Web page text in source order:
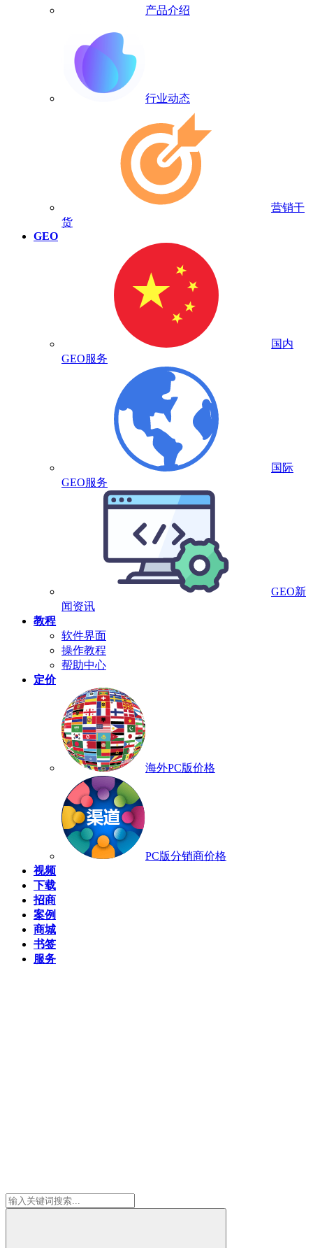
产品介绍
行业动态
营销干
货
GEO
国内
GEO服务
国际
GEO服务
GEO新
闻资讯
教程
软件界面
操作教程
帮助中心
定价
海外PC版价格
PC版分销商价格
视频
下载
招商
案例
商城
书签
服务